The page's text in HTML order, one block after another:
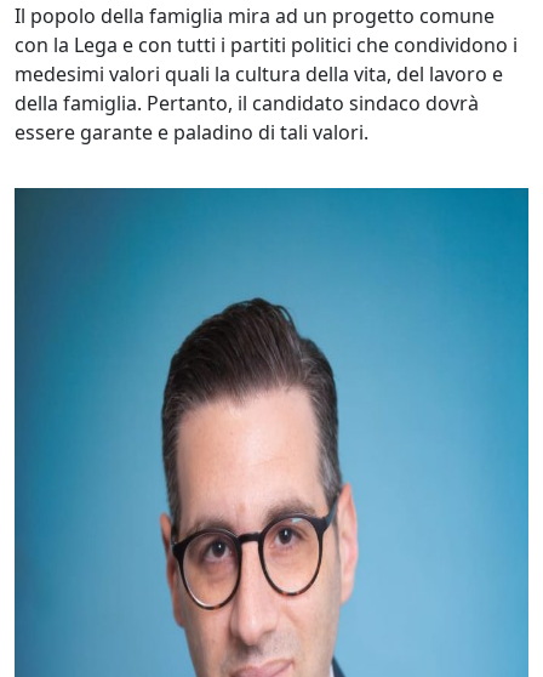
Il popolo della famiglia mira ad un progetto comune
con la Lega e con tutti i partiti politici che condividono i
medesimi valori quali la cultura della vita, del lavoro e
della famiglia. Pertanto, il candidato sindaco dovrà
essere garante e paladino di tali valori.